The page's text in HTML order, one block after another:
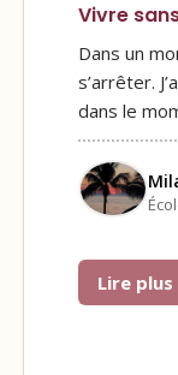
Vivre
Dans un
s’arrêter.
dans le
Lire plus